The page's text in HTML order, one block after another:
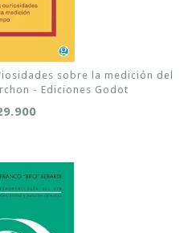
sobre la medición del
- Ediciones Godot